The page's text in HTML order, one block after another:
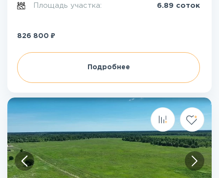
Площадь участка: 6.89 соток
826 800 ₽
Подробнее